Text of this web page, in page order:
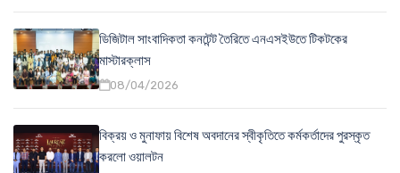
ডিজিটাল সাংবাদিকতা কনটেন্ট তৈরিতে এনএসইউতে টিকটকের
মাস্টারক্লাস
08/04/2026
বিক্রয় ও মুনাফায় বিশেষ অবদানের স্বীকৃতিতে কর্মকর্তাদের পুরস্কৃত
করলো ওয়ালটন